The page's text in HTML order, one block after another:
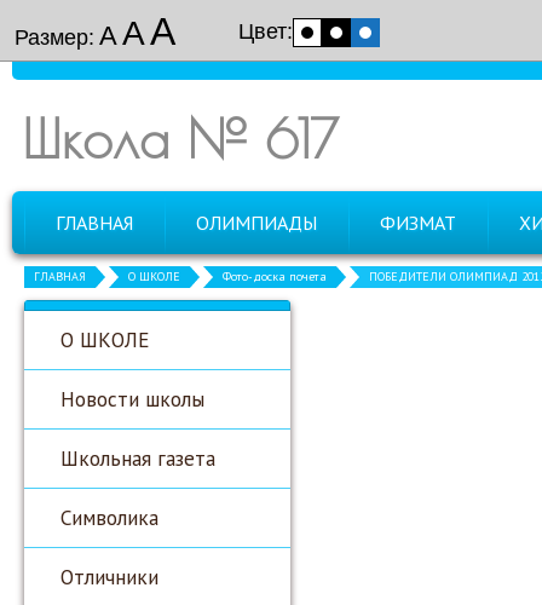
Размер: ААА Цвет:
Школа № 617
ГЛАВНАЯ ОЛИМПИАДЫ ФИЗМАТ
ГЛАВНАЯ О ШКОЛЕ Фото-доска почета ПОБЕДИТЕЛИ ОЛИМПИАД
О ШКОЛЕ
Новости школы
Школьная газета
Символика
Отличники